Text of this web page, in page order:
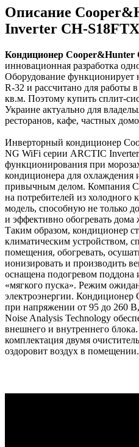
Описание
Inverter CH-
Кондиционер
инновационная разработка
Оборудование функционирует
R-32 и рассчитано для
кв.м. Поэтому купить сплит-
Украине актуально для
ресторанов, кафе, частных
Инверторный кондиционер
NG WiFi серии ARCTIC Inverter
функционирования при
кондиционера для охлаждения
привычным делом. Компания
на потребителей из холодного
модель, способную не только
и эффективно обогревать дома
Таким образом, кондиционер
климатическим устройством,
помещения, обогревать,
ионизировать и производить
оснащена подогревом поддона
«мягкого пуска». Режим
электроэнергии. Кондиционер
при напряжении от 95 до 260
Noise Analysis Technology
внешнего и внутреннего
комплектация двумя
оздоровит воздух в помещении.